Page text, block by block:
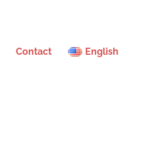
Contact English